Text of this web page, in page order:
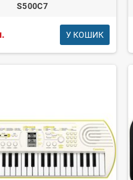
S500C7
У КОШИК